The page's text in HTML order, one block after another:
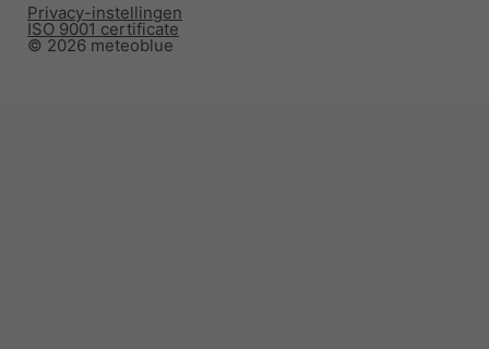
© 2026 meteoblue
ISO 9001 certificate
Privacy-instellingen